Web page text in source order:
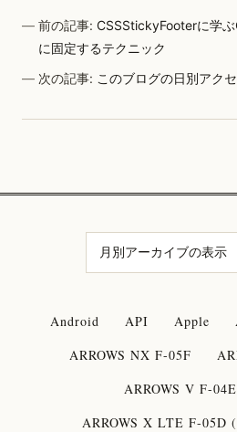
前の記事:CSSStickyFooterに学
に固定するテクニック
次の記事: このブログの日別アク
Android API Apple
ARROWS NX F-05F
ARROWS V F-
ARROWS X LTE F-05D